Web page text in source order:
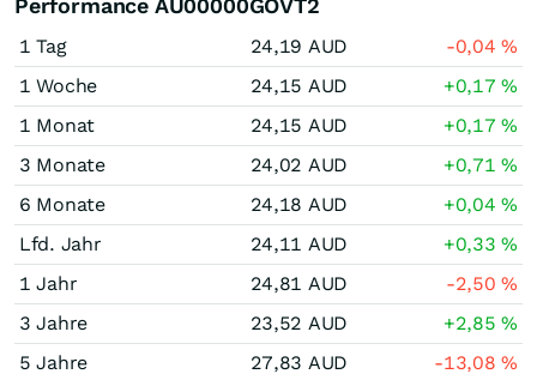
Performance AU00000GOVT2
1 Tag 24,19 AUD -0,04%
1 Woche
24,15 AUD +0,17%
1 Monat
24,15 AUD +0,17%
3 Monate
24,02 AUD +0,71%
6 Monate
24,18 AUD +0,04%
Lfd. Jahr
24,11 AUD +0,33%
1 Jahr
24,81 AUD -2,50%
3 Jahre
23,52 AUD +2,85%
5 Jahre
27,83 AUD -13,08%